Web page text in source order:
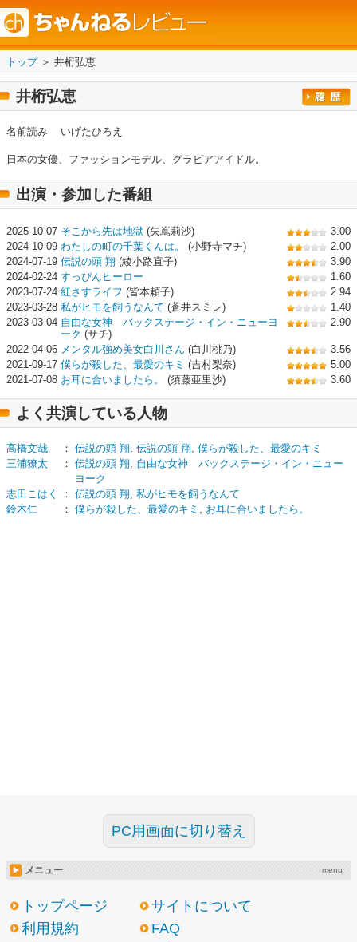
トップ＞ 井桁弘恵
井桁弘恵
名前読み いげたひろえ
日本の女優、ファッションモデル、グラビアアイドル。
出演・参加した番組
2025-10-07 そこから先は地獄 (矢嶌莉沙)
3.00
2024-10-09 わたしの町の千葉くんは。 (⼩野寺マチ)
2.00
2024-07-19 伝説の頭 翔 (綾小路直子)
3.90
2024-02-24 すっぴんヒーロー
1.60
2023-07-24 紅さすライフ (皆本頼子)
2.94
2023-03-28 私がヒモを飼うなんて (蒼井スミレ)
1.40
2023-03-04 自由な女神 バックステージ・イン・ニューヨ
ーク (サチ)
2.90
2022-04-06 メンタル強め美女白川さん (白川桃乃)
3.56
2021-09-17 僕らが殺した、最愛のキミ (吉村梨奈)
5.00
2021-07-08 お耳に合いましたら。 (須藤亜里沙) 3.60
よく共演している人物
高橋文哉 ： 伝説の頭 翔, 伝説の頭 翔, 僕らが殺した、最愛のキミ
三浦獠太
： 伝説の頭 翔, 自由な女神 バックステージ・イン・ニュー
ヨーク
志田こはく
： 伝説の頭 翔, 私がヒモを飼うなんて
鈴木仁
： 僕らが殺した、最愛のキミ , お耳に合いましたら。
PC用画面に切り替え
メニュー menu
トップページ
サイトについて
利用規約
FAQ